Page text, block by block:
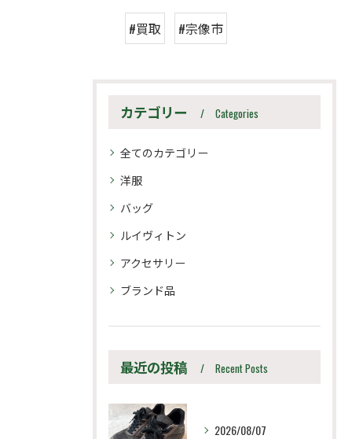
#買取 #宗像市
カテゴリー Categories
全てのカテゴリー
洋服
バッグ
ルイヴィトン
アクセサリー
ブランド品
最近の投稿 Recent Posts
2026/08/07